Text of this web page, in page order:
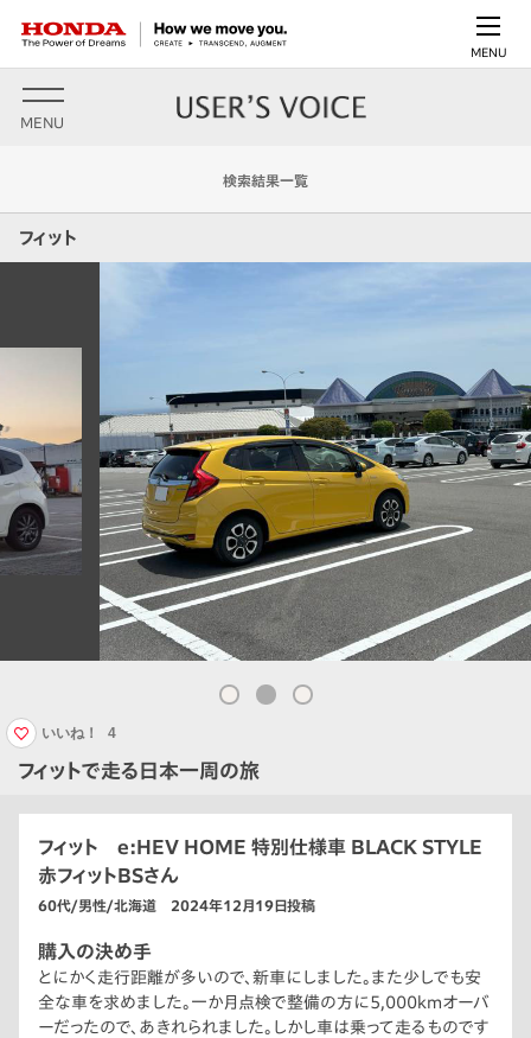
MENU
MENU
検索結果一覧
フィット
フィットで走る日本一周の旅
いいね！ 4
フィット e:HEV HOME 特別仕様車 BLACK STYLE
赤フィットBSさん
60代/男性/北海道 2024年12月19日投稿
購入の決め手
とにかく走行距離が多いので、新車にしました。また少しでも安
全な車を求めました。一か月点検で整備の方に5,000kmオーバ
ーだったので、あきれられました。しかし車は乗って走るものです